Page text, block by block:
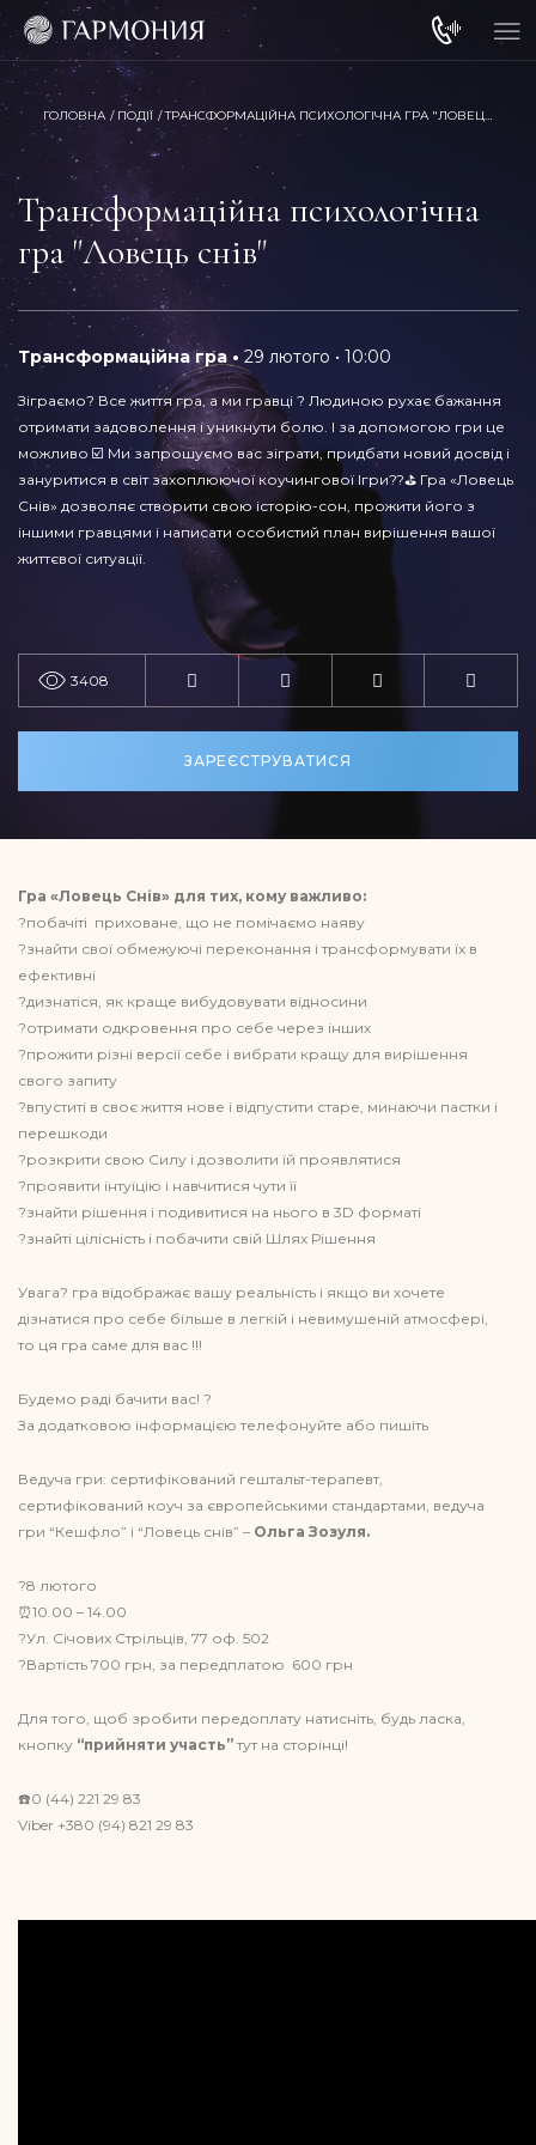
ГОЛОВНА ПОДІЇ ТРАНСФОРМАЦІЙНА ПСИХОЛОГІЧНА ГРА "ЛОВЕЦЬ СНІВ"
Трансформаційна психологічна
гра "Ловець снів"
Трансформаційна гра 29 лютого 10:00
Зіграємо? Все життя гра, а ми гравці ? Людиною рухає бажання
отримати задоволення і уникнути болю. І за допомогою гри це
можливо ☑️ Ми запрошуємо вас зіграти, придбати новий досвід і
зануритися в світ захоплюючої коучингової Ігри??⛳️ Гра «Ловець
Снів» дозволяє створити свою історію-сон, прожити його з
іншими гравцями і написати особистий план вирішення вашої
життєвої ситуації.
ЗАРЕЄСТРУВАТИСЯ
3408
Гра «Ловець Снів» для тих, кому важливо:
?побачіті приховане, що не помічаємо наяву
?знайти свої обмежуючі переконання і трансформувати їх в
ефективні
?дизнатіся, як краще вибудовувати відносини
?отримати одкровення про себе через інших
?прожити різні версії себе і вибрати кращу для вирішення
свого запиту
?впуститі в своє життя нове і відпустити старе, минаючи пастки і
перешкоди
?розкрити свою Силу і дозволити їй проявлятися
?проявити інтуїцію і навчитися чути її
?знайти рішення і подивитися на нього в 3D форматі
?знайті цілісність і побачити свій Шлях Рішення
Увага? гра відображає вашу реальність і якщо ви хочете
дізнатися про себе більше в легкій і невимушеній атмосфері,
то ця гра саме для вас !!!
Будемо раді бачити вас! ?
За додатковою інформацією телефонуйте або пишіть
Ведуча гри: сертифікований гештальт-терапевт,
сертифікований коуч за європейськими стандартами, ведуча
гри “Кешфло” і “Ловець снів” – Ольга Зозуля.
?8 лютого
⏰10.00 – 14.00
?Ул. Січових Стрільців, 77 оф. 502
?Вартість 700 грн, за передплатою 600 грн
Для того, щоб зробити передоплату натисніть, будь ласка,
кнопку “прийняти участь”тут на сторінці!
☎️0 (44) 221 29 83
Viber +380 (94) 821 29 83